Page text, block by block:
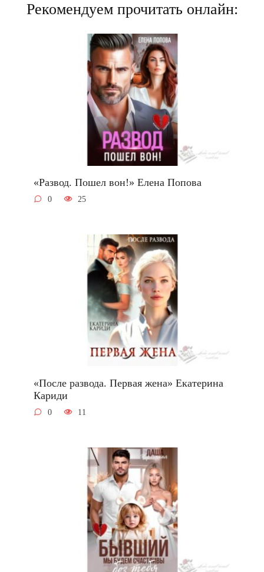
Рекомендуем прочитать онлайн:
«Развод. Пошел вон!» Елена Попова
0 25
«После развода. Первая жена» Екатерина
Кариди
0 11